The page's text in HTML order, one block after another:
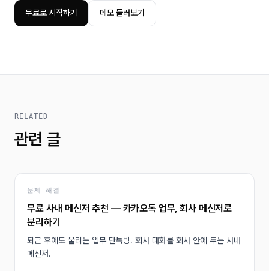
무료로 시작하기 데모 둘러보기
RELATED
관련 글
문제 해결
무료 사내 메신저 추천 — 카카오톡 업무, 회사 메신저로
분리하기
퇴근 후에도 울리는 업무 단톡방. 회사 대화를 회사 안에 두는 사내
메신저.